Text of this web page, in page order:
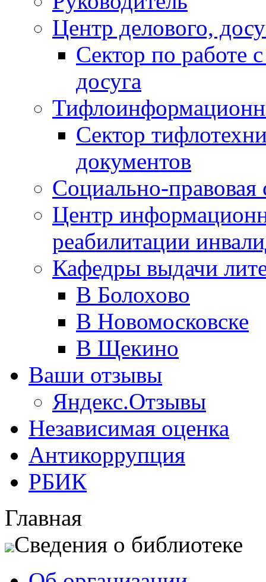
Центр делового,
Сектор по работе
досуга
Сектор
документов
Социально-правовая
Центр
реабилитации
Кафедры выдачи
В Болохово
В Новомосковске
В Щекино
Ваши отзывы
Яндекс.Отзывы
Независимая оценка
Антикоррупция
РБИК
Главная
Сведения о библиотеке